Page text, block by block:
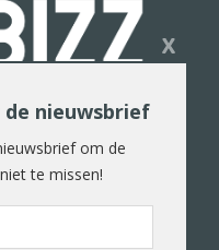
en beeld
X
nieuwsbrief
om de
te missen!